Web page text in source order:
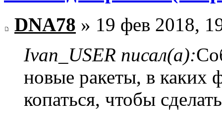
DNA78 » 19 фев 2018,
Ivan_USER писал(а):
новые ракеты, в каких
копаться, чтобы